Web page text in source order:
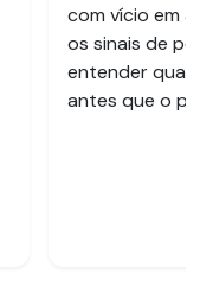
com vício em
os sinais de
entender
antes que o